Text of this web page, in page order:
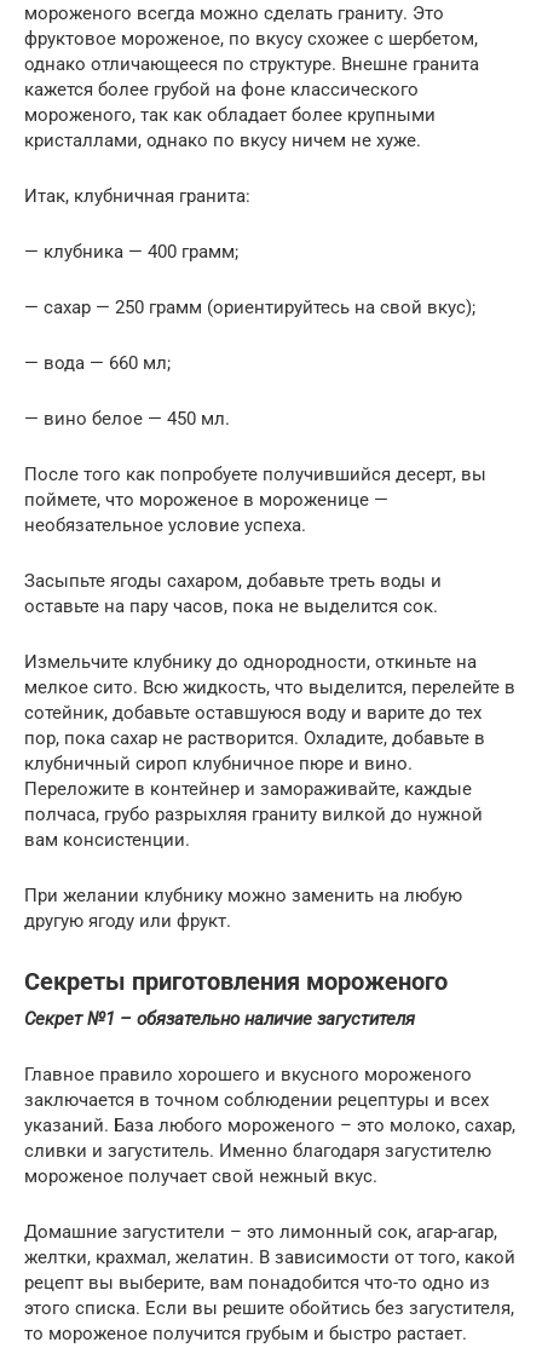
мороженого всегда можно сделать граниту. Это
фруктовое мороженое, по вкусу схожее с шербетом,
однако отличающееся по структуре. Внешне гранита
кажется более грубой на фоне классического
мороженого, так как обладает более крупными
кристаллами, однако по вкусу ничем не хуже.
Итак, клубничная гранита:
— клубника — 400 грамм;
— сахар — 250 грамм (ориентируйтесь на свой вкус);
— вода — 660 мл;
— вино белое — 450 мл.
После того как попробуете получившийся десерт, вы
поймете, что мороженое в мороженице —
необязательное условие успеха.
Засыпьте ягоды сахаром, добавьте треть воды и
оставьте на пару часов, пока не выделится сок.
Измельчите клубнику до однородности, откиньте на
мелкое сито. Всю жидкость, что выделится, перелейте в
сотейник, добавьте оставшуюся воду и варите до тех
пор, пока сахар не растворится. Охладите, добавьте в
клубничный сироп клубничное пюре и вино.
Переложите в контейнер и замораживайте, каждые
полчаса, грубо разрыхляя граниту вилкой до нужной
вам консистенции.
При желании клубнику можно заменить на любую
другую ягоду или фрукт.
Секреты приготовления мороженого
Секрет №1 – обязательно наличие загустителя
Главное правило хорошего и вкусного мороженого
заключается в точном соблюдении рецептуры и всех
указаний. База любого мороженого – это молоко, сахар,
сливки и загуститель. Именно благодаря загустителю
мороженое получает свой нежный вкус.
Домашние загустители – это лимонный сок, агар-агар,
желтки, крахмал, желатин. В зависимости от того, какой
рецепт вы выберите, вам понадобится что-то одно из
этого списка. Если вы решите обойтись без загустителя,
то мороженое получится грубым и быстро растает.